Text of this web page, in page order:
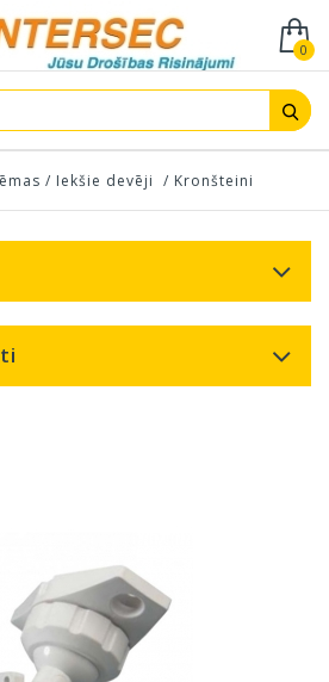
0
/ Iekšie devēji / Kronšteini